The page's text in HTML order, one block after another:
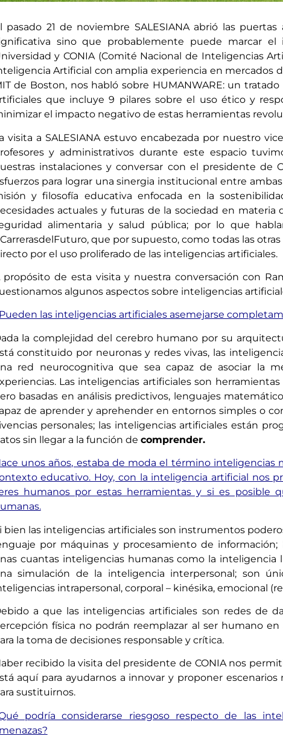
pasado 21 de noviembre SALESIANA abrió las
sino que probablemente puede marcar
y CONIA (Comité Nacional de Inteligencias
Artificial con amplia experiencia en mercados
de Boston, nos habló sobre HUMANWARE: un
que incluye 9 pilares sobre el uso ético y
el impacto negativo de estas herramientas
visita a SALESIANA estuvo encabezada por nuestro
y administrativos durante este espacio
instalaciones y conversar con el presidente de
para lograr una sinergia institucional entre
y filosofía educativa enfocada en la
actuales y futuras de la sociedad en
alimentaria y salud pública; por lo que
que por supuesto, como todas las
por el uso proliferado de las inteligencias artificiales.
propósito de esta visita y nuestra conversación con
algunos aspectos sobre inteligencias
las inteligencias artificiales asemejarse
la complejidad del cerebro humano por su
constituido por neuronas y redes vivas, las
red neurocognitiva que sea capaz de asociar la
Las inteligencias artificiales son
basadas en análisis predictivos, lenguajes
de aprender y aprehender en entornos simples o
personales; las inteligencias artificiales están
sin llegar a la función de comprender.
unos años, estaba de moda el término
educativo. Hoy, con la inteligencia artificial nos
humanos por estas herramientas y si es posible
bien las inteligencias artificiales son instrumentos
por máquinas y procesamiento de
cuantas inteligencias humanas como la inteligencia
simulación de la inteligencia interpersonal; son
intrapersonal, corporal – kinésika, emocional
a que las inteligencias artificiales son redes de
física no podrán reemplazar al ser humano
la toma de decisiones responsable y crítica.
recibido la visita del presidente de CONIA nos
aquí para ayudarnos a innovar y proponer
sustituirnos.
podría considerarse riesgoso respecto de las